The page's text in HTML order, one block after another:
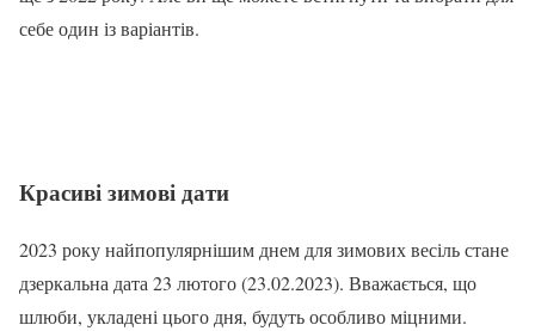
себе один із варіантів.
Красиві зимові дати
2023 року найпопулярнішим днем для зимових весіль стане
дзеркальна дата 23 лютого (23.02.2023). Вважається, що
шлюби, укладені цього дня, будуть особливо міцними.